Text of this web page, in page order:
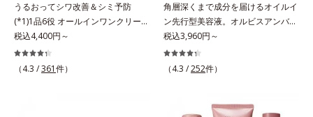
ツヨイグサ抽出液、スイカズラエキ
ス配合＝角層のすみずみまで水分・
油分を保ち、ハリ・ツヤを与える保
湿成分*10 気持ちのこと
*10 メマツヨイグサ抽出液、スイ
カズラエキス配合＝角層のすみずみ
まで水分・油分を保ち、ハリ・ツヤ
を与える保湿成分*11 気持ちのこ
と
て、従来から配合している美白(*1)
有効成分「トラネキサム酸」を配合
しました。さらに、シリーズ共通の
美容成分「GLルートブースター
(*11)」を配合することで、肌のふ
「トラネキサム酸」を配合しまし
た。さらに、シリーズ共通の美容成
分(*7)「GLルートブースター(*9)」
を配合することで、肌のふっくら感
や透明感を叶えます。美白ケアしな
(*10)のハリと透明感を。効果的な
うるおってシワ改善＆シミ予防
(*1)1品6役 オールインワンクリー
ム。オルビスアンバーは、いつも⾃
然体で美しくありたいと願う⼤⼈世
代に寄り添うブランドです。年齢印
税込4,400円～
（4.3 /361件）
角層深くまで成分を届けるオイルイ
ン先行型美容液。オルビスアンバー
は、いつも⾃然体で美しくありたい
と願う⼤⼈世代に寄り添うブランド
です。年齢印象研究に基づいた肌サ
手軽なお手入れで賢いケアを。ライ
税込3,960円～
（4.3 /252件）